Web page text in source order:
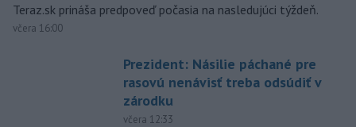
Teraz.sk prináša predpoveď počasia na nasledujúci týždeň.
včera 16:00
Prezident: Násilie páchané pre
rasovú nenávisť treba odsúdiť v
zárodku
včera 12:33